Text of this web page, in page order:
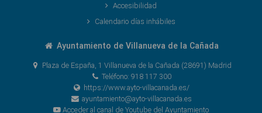
Accesibilidad
Calendario días inhábiles
Ayuntamiento de Villanueva de la Cañada
Plaza de España, 1 Villanueva de la Cañada (28691) Madrid
Teléfono: 918 117 300
https://www.ayto-villacanada.es/
ayuntamiento@ayto-villacanada.es
Acceder al canal de Youtube del Ayuntamiento